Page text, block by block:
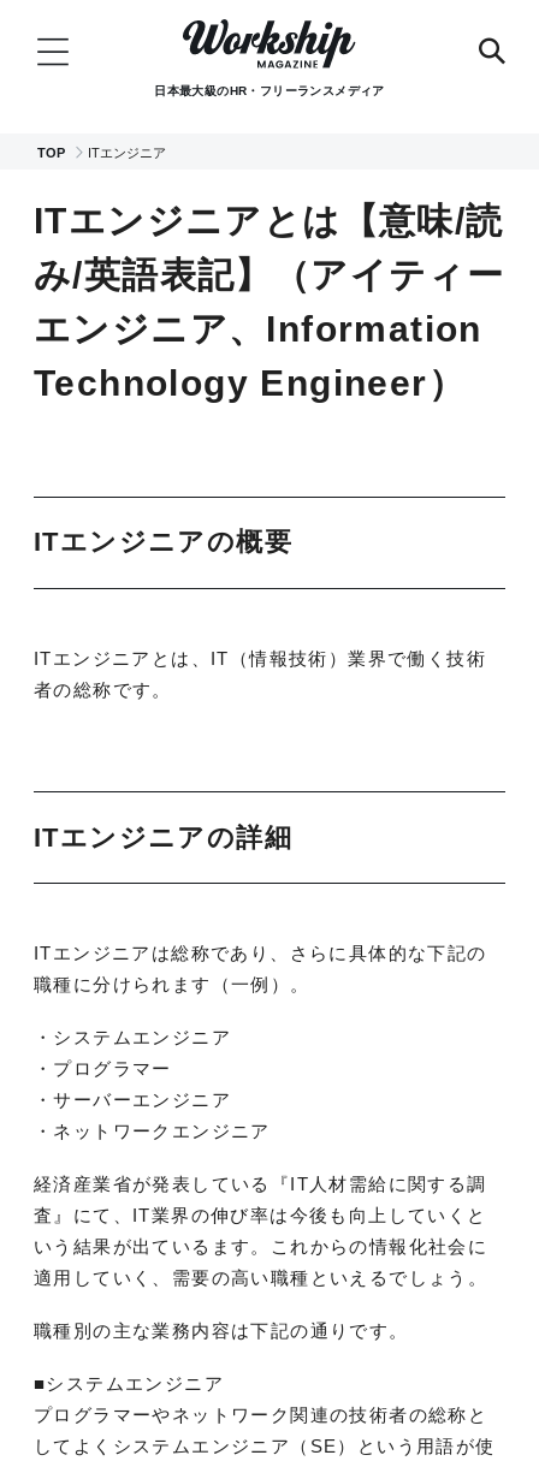
日本最大級のHR・フリーランスメディア
TOP ITエンジニア
ITエンジニアとは【意味/読
み/英語表記】（アイティー
エンジニア、Information
Technology Engineer）
ITエンジニアの概要
ITエンジニアとは、IT（情報技術）業界で働く技術
者の総称です。
ITエンジニアの詳細
ITエンジニアは総称であり、さらに具体的な下記の
職種に分けられます（一例）。
・システムエンジニア
・プログラマー
・サーバーエンジニア
・ネットワークエンジニア
経済産業省が発表している『IT人材需給に関する調
査』にて、IT業界の伸び率は今後も向上していくと
いう結果が出ているます。これからの情報化社会に
適用していく、需要の高い職種といえるでしょう。
職種別の主な業務内容は下記の通りです。
■システムエンジニア
プログラマーやネットワーク関連の技術者の総称と
してよくシステムエンジニア（SE）という用語が使